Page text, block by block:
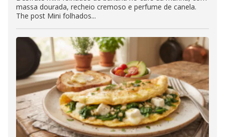
massa dourada, recheio cremoso e perfume de canela.
The post Mini folhados...